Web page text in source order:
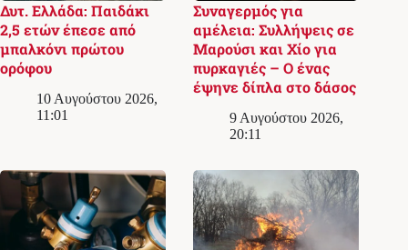
Δυτ. Ελλάδα: Παιδάκι
2,5 ετών έπεσε από
μπαλκόνι πρώτου
ορόφου
10 Αυγούστου 2026,
11:01
Συναγερμός για
αμέλεια: Συλλήψεις σε
Μαρούσι και Χίο για
πυρκαγιές – Ο ένας
έψηνε δίπλα στο δάσος
9 Αυγούστου 2026,
20:11